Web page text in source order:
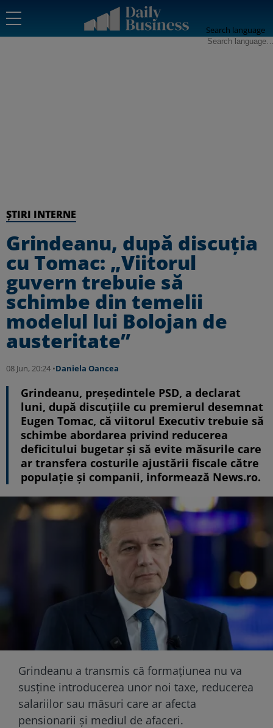
Search language
ȘTIRI INTERNE
Grindeanu, după discuţia
cu Tomac: „Viitorul
guvern trebuie să
schimbe din temelii
modelul lui Bolojan de
austeritate”
08 Jun, 20:24 •Daniela Oancea
Grindeanu, președintele PSD, a declarat
luni, după discuțiile cu premierul desemnat
Eugen Tomac, că viitorul Executiv trebuie să
schimbe abordarea privind reducerea
deficitului bugetar și să evite măsurile care
ar transfera costurile ajustării fiscale către
populație și companii, informează News.ro.
Grindeanu a transmis că formațiunea nu va
susține introducerea unor noi taxe, reducerea
salariilor sau măsuri care ar afecta
pensionarii și mediul de afaceri.